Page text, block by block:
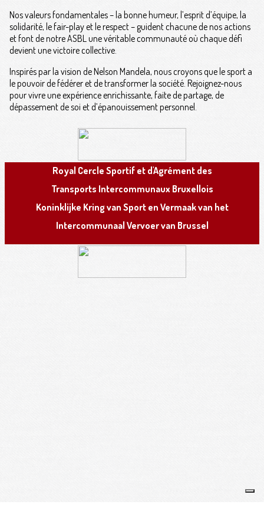
Nos valeurs fondamentales – la bonne humeur, l’esprit d’équipe, la
solidarité, le fair-play et le respect – guident chacune de nos actions
et font de notre ASBL une véritable communauté où chaque défi
devient une victoire collective.
Inspirés par la vision de Nelson Mandela, nous croyons que le sport a
le pouvoir de fédérer et de transformer la société. Rejoignez-nous
pour vivre une expérience enrichissante, faite de partage, de
dépassement de soi et d’épanouissement personnel.
Royal Cercle Sportif et d'Agrément des
Transports Intercommunaux Bruxellois
Koninklijke Kring van Sport en Vermaak van het
Intercommunaal Vervoer van Brussel